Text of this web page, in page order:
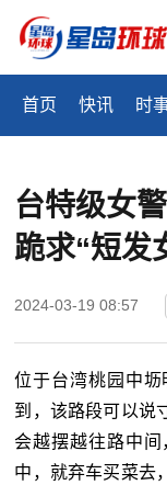
首页 快讯 时
台特级女
跪求“短发
2024-03-19 08:57
位于台湾桃园中
到，该路段可以说
会越摆越往路中
中，就弃车买菜去